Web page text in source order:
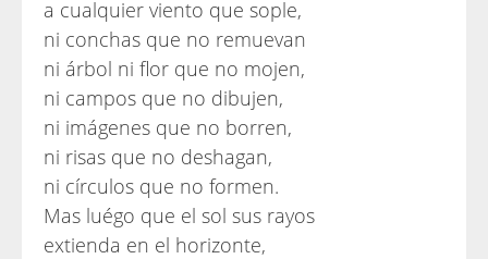
a cualquier viento que sople,
ni conchas que no remuevan
ni árbol ni flor que no mojen,
ni campos que no dibujen,
ni imágenes que no borren,
ni risas que no deshagan,
ni círculos que no formen.
Mas luégo que el sol sus rayos
extienda en el horizonte,